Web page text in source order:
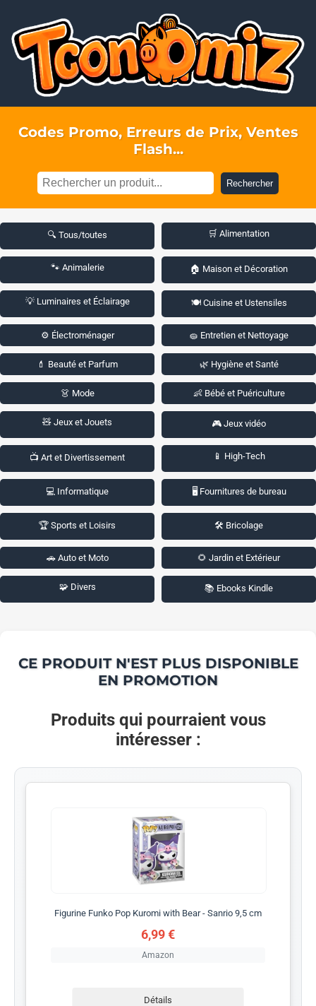
Codes Promo, Erreurs de Prix, Ventes
Flash...
Rechercher
🔍 Tous/toutes 🛒 Alimentation
🐾 Animalerie 🏠 Maison et Décoration
💡 Luminaires et Éclairage 🍽️ Cuisine et Ustensiles
⚙️ Électroménager 🧽 Entretien et Nettoyage
💄 Beauté et Parfum 🌿 Hygiène et Santé
👗 Mode 👶 Bébé et Puériculture
🧸 Jeux et Jouets 🎮 Jeux vidéo
📺 Art et Divertissement 📱 High-Tech
💻 Informatique 🖥️ Fournitures de bureau
🏆 Sports et Loisirs 🛠️ Bricolage
🚗 Auto et Moto 🌻 Jardin et Extérieur
🧩 Divers 📚 Ebooks Kindle
CE PRODUIT N'EST PLUS DISPONIBLE
EN PROMOTION
Produits qui pourraient vous
intéresser :
Figurine Funko Pop Kuromi with Bear - Sanrio 9,5 cm
6,99 €
Amazon
Détails